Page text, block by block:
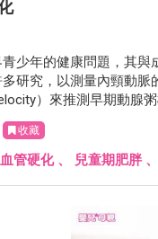
少年的健康問題，其
研究，以測量內頸動
）來推測早期動腺
收藏
血管硬化、 兒童期肥胖、